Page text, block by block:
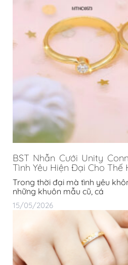
BST Nhẫn Cưới Unity
Tình Yêu Hiện Đại Cho Thế
Trong thời đại mà tình yêu
những khuôn mẫu cũ, cá
15/05/2026